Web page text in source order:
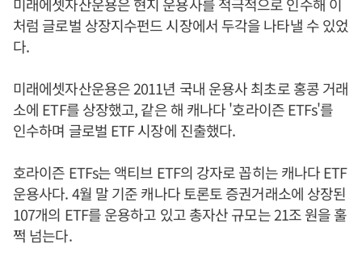
처럼 글로벌 상장지수펀드 시장에서 두각을 나타낼 수 있었
다.
미래에셋자산운용은 2011년 국내 운용사 최초로 홍콩 거래
소에 ETF를 상장했고, 같은 해 캐나다 '호라이즌 ETFs'를
인수하며 글로벌 ETF 시장에 진출했다.
호라이즌 ETFs는 액티브 ETF의 강자로 꼽히는 캐나다 ETF
운용사다. 4월 말 기준 캐나다 토론토 증권거래소에 상장된
107개의 ETF를 운용하고 있고 총자산 규모는 21조 원을 훌
쩍 넘는다.